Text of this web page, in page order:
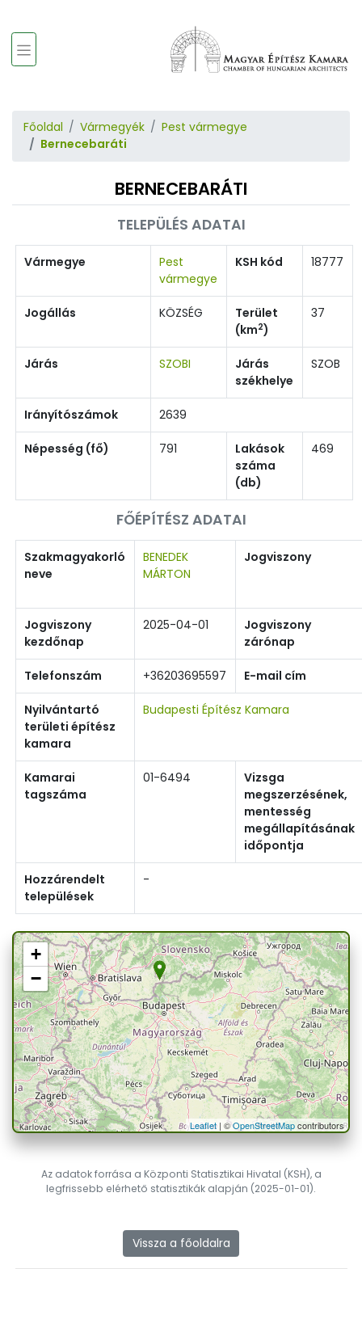
Főoldal Vármegyék
Pest vármegye
Bernecebaráti
BERNECEBARÁTI
TELEPÜLÉS ADATAI
Vármegye
Pest
vármegye
KSH kód 18777
Jogállás KÖZSÉG
Terület
(km2)
37
Járás SZOBI
Járás
székhelye
SZOB
Irányítószámok 2639
Népesség (fő) 791
Lakások
száma
(db)
469
FŐÉPÍTÉSZ ADATAI
Szakmagyakorló
neve
BENEDEK
MÁRTON
Jogviszony
Jogviszony
kezdőnap
2025-04-01
Jogviszony
zárónap
Telefonszám +36203695597 E-mail cím
Nyilvántartó
területi építész
kamara
Budapesti Építész Kamara
Kamarai
tagszáma
01-6494
Vizsga
megszerzésének,
mentesség
megállapításának
időpontja
Hozzárendelt
települések
-
+
−
Leaflet| ©OpenStreetMapcontributors
Az adatok forrása a Központi Statisztikai Hivatal (KSH), a
legfrissebb elérhető statisztikák alapján (2025-01-01).
Vissza a főoldalra